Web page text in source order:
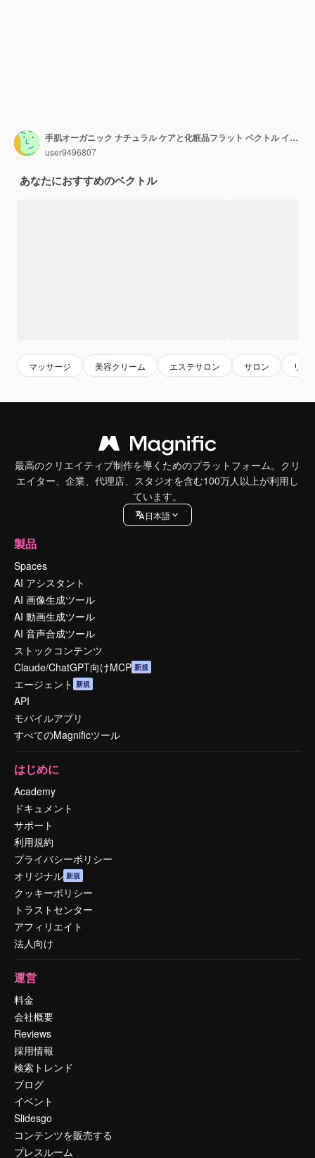
手肌オーガニック ナチュラル ケアと化粧品フラット ベクトル イラスト分離
user9496807
あなたにおすすめのベクトル
マッサージ 美容クリーム エステサロン サロン リラ
最高のクリエイティブ制作を導くためのプラットフォーム。クリ
エイター、企業、代理店、スタジオを含む100万人以上が利用し
ています。
日本語
製品
Spaces
AI アシスタント
AI 画像生成ツール
AI 動画生成ツール
AI 音声合成ツール
ストックコンテンツ
Claude/ChatGPT向けMCP 新規
エージェント 新規
API
モバイルアプリ
すべてのMagnificツール
はじめに
Academy
ドキュメント
サポート
利用規約
プライバシーポリシー
オリジナル 新規
クッキーポリシー
トラストセンター
アフィリエイト
法人向け
運営
料金
会社概要
Reviews
採用情報
検索トレンド
ブログ
イベント
Slidesgo
コンテンツを販売する
プレスルーム